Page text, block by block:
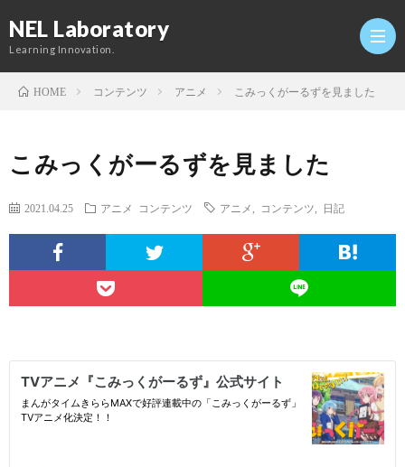
NEL Laboratory
Learning Innovation.
究
HOME コンテンツ アニメ こみっくがーるずを見ました
こみっくがーるずを見ました
2021.04.25 アニメ コンテンツ アニメ コンテンツ 日記